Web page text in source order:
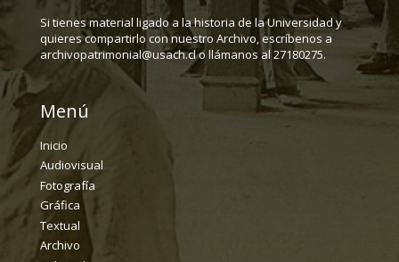
Si tienes material ligado a la historia de la Universidad y
quieres compartirlo con nuestro Archivo, escríbenos a
archivopatrimonial@usach.cl o llámanos al 27180275.
Menú
Inicio
Audiovisual
Fotografía
Gráfica
Textual
Archivo